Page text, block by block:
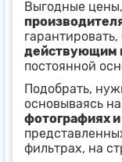
Выгодные
действующим
постоянной
Подобрать,
основываясь на
фотографиях
фильтрах, на